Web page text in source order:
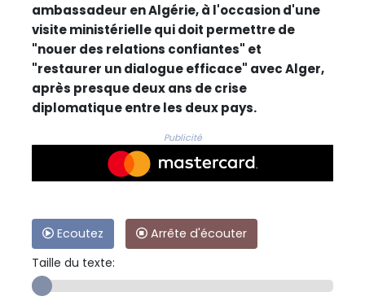
ambassadeur en Algérie, à l'occasion d'une
visite ministérielle qui doit permettre de
"nouer des relations confiantes" et
"restaurer un dialogue efficace" avec Alger,
après presque deux ans de crise
diplomatique entre les deux pays.
Publicité
Ecoutez
Arrête d'écouter
Taille du texte: